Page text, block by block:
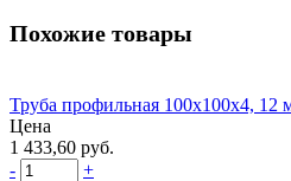
Похожие товары
Труба профильная 100x100x4, 12
Цена
1 433,60 руб.
-
+